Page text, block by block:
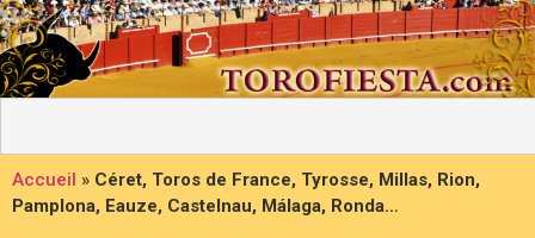
Accueil » Céret, Toros de France, Tyrosse, Millas, Rion,
Pamplona, Eauze, Castelnau, Málaga, Ronda…